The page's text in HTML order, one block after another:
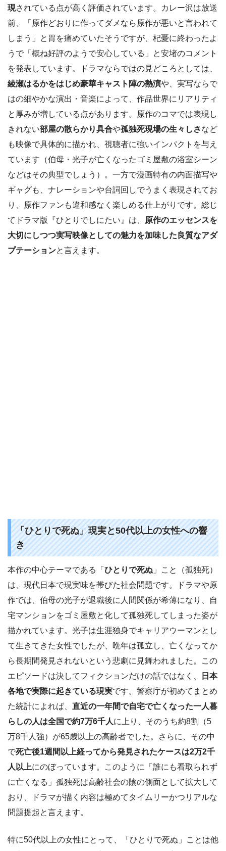
現されている点が高く評価されています。カレー沢は放送
前、「原作どおりに作ってダメなら原作が悪いと言われて
しまう」と胃を痛めていたそうですが、杞憂に終わったよ
うで「概ね好評のようで安心している」と安堵のコメント
を発表しています。ドラマならではの見どころとしては、
綾瀬はるかをはじめ豪華キャスト陣の熱演や、実写ならで
はの細やかな演出・音楽によって、作品世界にリアリティ
と厚みが増している点があります。原作のコマでは表現し
きれない部屋の散らかり具合や孤独死現場の生々しさなど
も映像で具体的に描かれ、視聴者に強いインパクトを与え
ています（伯母・光子が亡くなったゴミ屋敷の浴室シーン
などはその典型でしょう）。一方で漫画特有の内面描写や
ギャグも、ナレーションや台詞回しでうまく表現されてお
り、原作ファンも違和感なく楽しめる仕上がりです。総じ
てドラマ版『ひとりでしにたい』は、
原作のエッセンスを
大切にしつつ実写映像としての魅力を加味した良質なアダ
プテーションと言えます。
「ひとりで死ぬ」現実と50代以上の女性への響
き
本作の中心テーマである「 ひとりで死ぬ 」こと（孤独死）
は、現代日本で現実味を帯びた社会問題です。ドラマや原
作では、伯母の光子が退職後に人間関係が希薄になり、自
宅マンションをゴミ屋敷と化して孤独死してしまった姿が
描かれています。光子は生涯独身でキャリアウーマンとし
て生きてきた女性でしたが、晩年は孤立し、亡くなってか
ら長期間発見されないという悲劇に見舞われました。この
エピソードは決してフィクションだけの話ではなく、
日本
各地で実際に起きている現実です。警察庁が初めてまとめ
た統計によれば、 直近の一年間で自宅で亡くなった一人暮
らしの人は全国で約7万6千人に上り、そのうち約8割（5
万8千人強）が65歳以上の高齢者でした。さらに、その中
で死亡後1週間以上経ってから発見されたケースは2万2千
人以上にのぼっています。このように「誰にも看取られず
に亡くなる」孤独死は高齢社会の陰の側面として拡大して
おり、ドラマが描く内容は極めてタイムリーかつリアルな
問題提起と言えます。
特に50代以上の女性にとって、「ひとりで死ぬ」ことは他